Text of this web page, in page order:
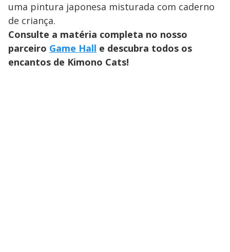
uma pintura japonesa misturada com caderno
de criança.
Consulte a matéria completa no nosso
parceiro Game Hall e descubra todos os
encantos de Kimono Cats!